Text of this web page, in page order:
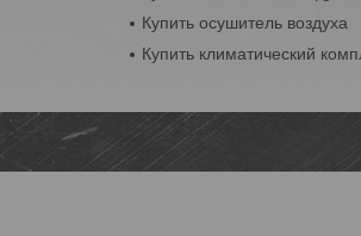
Купить осушитель воздуха
Купить климатический